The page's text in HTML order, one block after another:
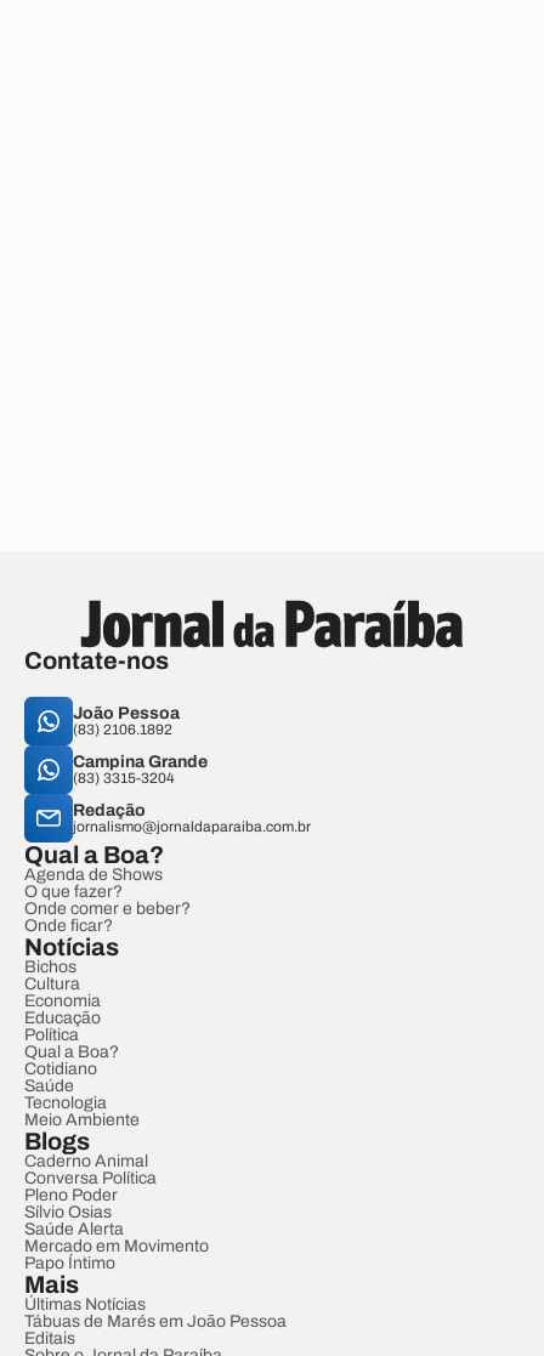
Contate-nos
João Pessoa
(83) 2106.1892
Campina Grande
(83) 3315-3204
Redação
jornalismo@jornaldaparaiba.com.br
Qual a Boa?
Agenda de Shows
O que fazer?
Onde comer e beber?
Onde ficar?
Notícias
Bichos
Cultura
Economia
Educação
Política
Qual a Boa?
Cotidiano
Saúde
Tecnologia
Meio Ambiente
Blogs
Caderno Animal
Conversa Política
Pleno Poder
Sílvio Osias
Saúde Alerta
Mercado em Movimento
Papo Íntimo
Mais
Últimas Notícias
Tábuas de Marés em João Pessoa
Editais